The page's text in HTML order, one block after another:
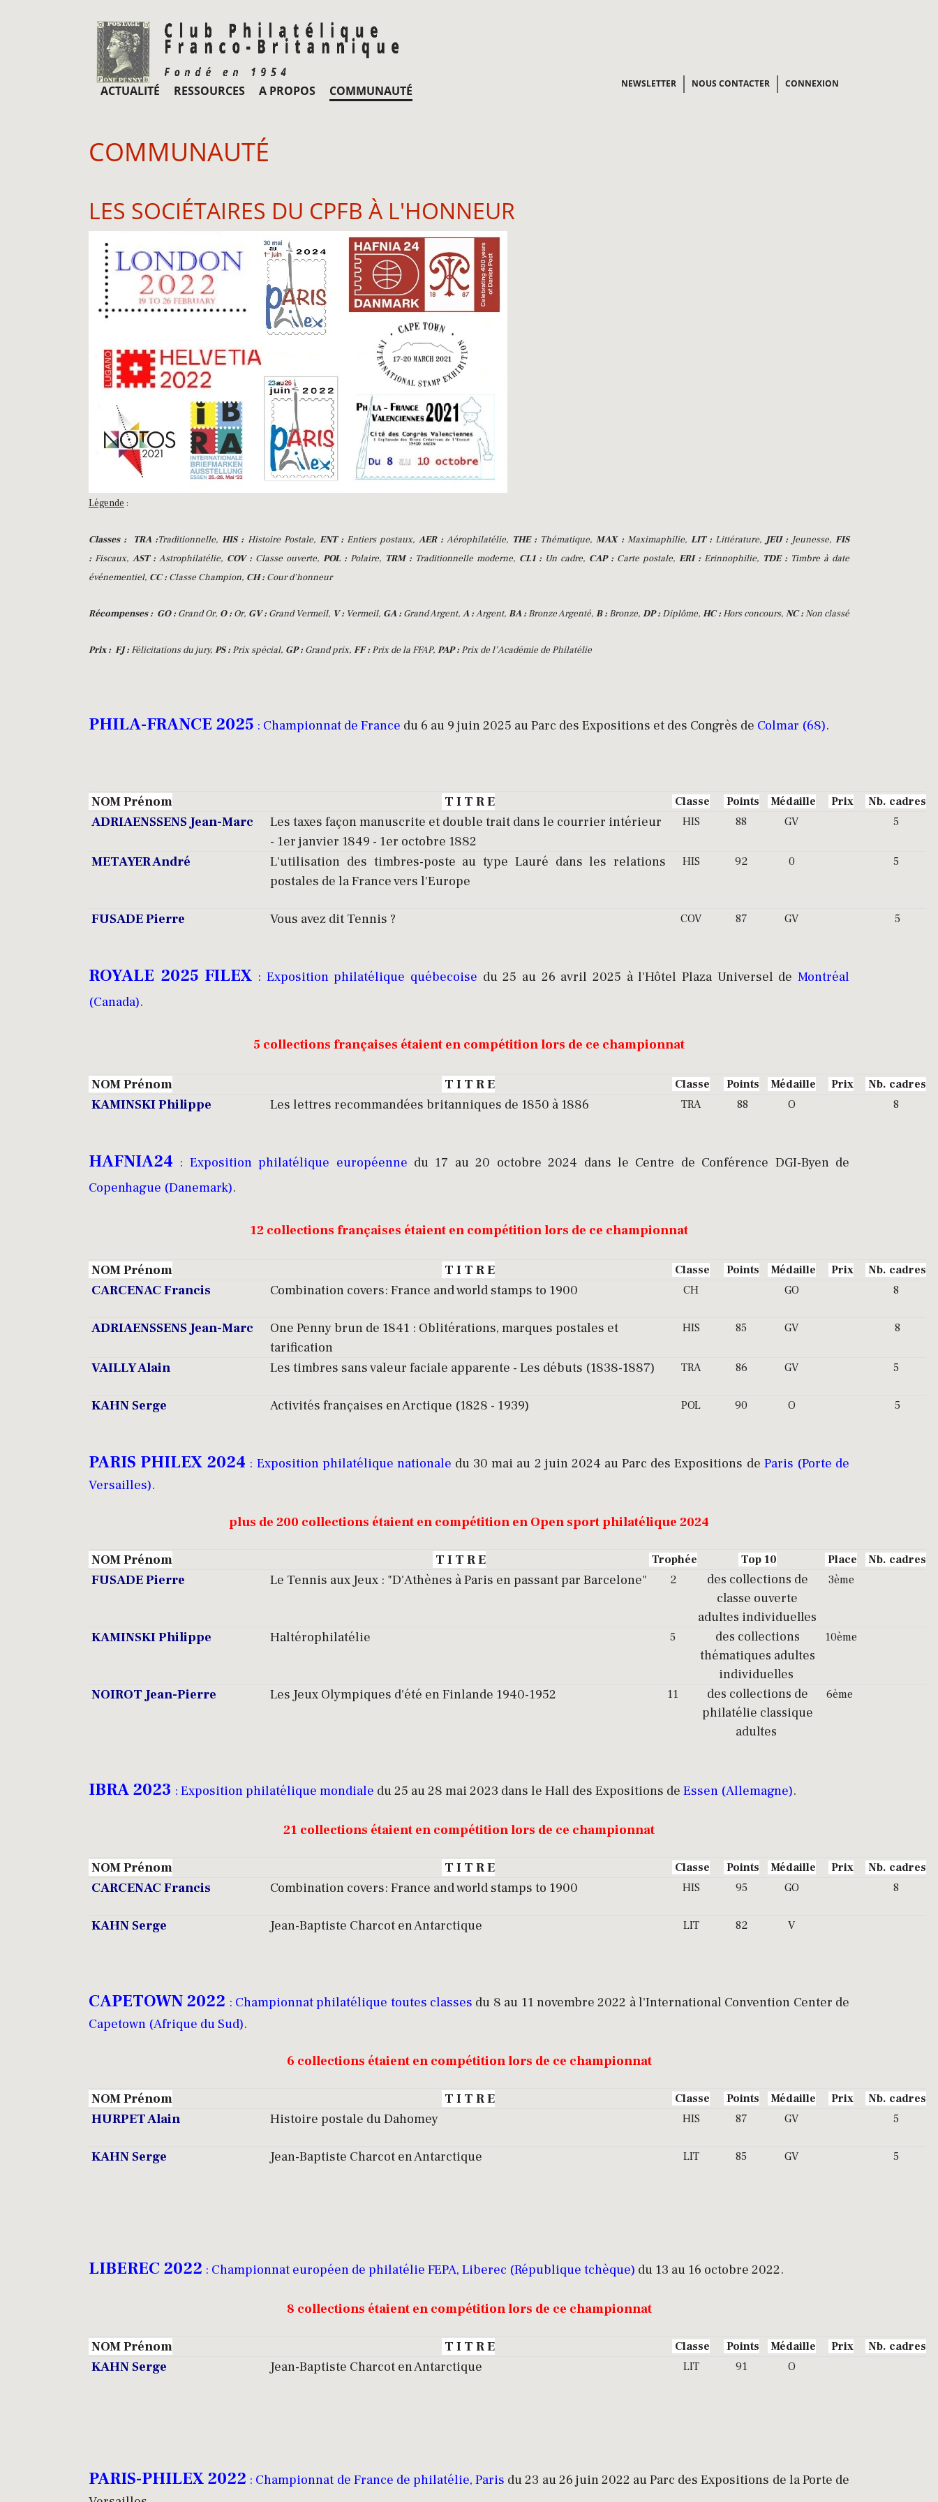
ACTUALITÉ RESSOURCES A PROPOS COMMUNAUTÉ NEWSLETTER NOUS CONTACTER CONNEXION
COMMUNAUTÉ
LES SOCIÉTAIRES DU CPFB À L'HONNEUR
Légende :
Classes : TRA :Traditionnelle,HIS : Histoire Postale, ENT :Entiers postaux, AER : Aérophilatélie, THE : Thématique,MAX :Maximaphilie, LIT :Littérature, JEU : Jeunesse,FIS
: Fiscaux, AST :Astrophilatélie, COV :Classe ouverte, POL :Polaire, TRM :Traditionnelle moderne, CL1 : Un cadre, CAP : Carte postale,ERI : Erinnophilie, TDE : Timbre à date
événementiel, CC : Classe Champion, CH : Cour d’honneur
Récompenses : GO : Grand Or, O : Or, GV : Grand Vermeil, V : Vermeil, GA : Grand Argent, A :Argent, BA : Bronze Argenté, B : Bronze, DP : Diplôme, HC : Hors concours, NC :Non classé
Prix : FJ : Félicitations du jury, PS : Prix spécial, GP : Grand prix, FF : Prix de la FFAP, PAP : Prix de l’Académie de Philatélie
PHILA-FRANCE 2025 : Championnat de France du 6 au 9 juin 2025 au Parc des Expositions et des Congrès de Colmar (68).
NOM Prénom T I T R E Classe Points Médaille Prix Nb. cadres
ADRIAENSSENS Jean-Marc
Les taxes façon manuscrite et double trait dans le courrier intérieur
- 1er janvier 1849 - 1er octobre 1882
HIS 88 GV 5
METAYER André
L'utilisation des timbres-poste au type Lauré dans les relations
postales de la France vers l'Europe
HIS 92 0 5
FUSADE Pierre Vous avez dit Tennis ? COV 87 GV 5
ROYALE 2025 FILEX : Exposition philatélique québecoise du 25 au 26 avril 2025 à l'Hôtel Plaza Universel deMontréal
(Canada).
5 collections françaises étaient en compétition lors de ce championnat
NOM Prénom T I T R E Classe Points Médaille Prix Nb. cadres
KAMINSKI Philippe Les lettres recommandées britanniques de 1850 à 1886 TRA 88 O 8
HAFNIA24 : Exposition philatélique européenne du 17 au 20 octobre 2024 dans le Centre de Conférence DGI-Byen de
Copenhague (Danemark).
12 collections françaises étaient en compétition lors de ce championnat
NOM Prénom T I T R E Classe Points Médaille Prix Nb. cadres
CARCENAC Francis Combination covers: France and world stamps to 1900 CH GO 8
ADRIAENSSENS Jean-Marc
One Penny brun de 1841 : Oblitérations, marques postales et
tarification
HIS 85 GV 8
VAILLY Alain Les timbres sans valeur faciale apparente - Les débuts (1838-1887) TRA 86 GV 5
KAHN Serge Activités françaises en Arctique (1828 - 1939) POL 90 O 5
PARIS PHILEX 2024 : Exposition philatélique nationale du 30 mai au 2 juin 2024 au Parc des Expositions de Paris (Porte de
Versailles).
plus de 200 collections étaient en compétition en Open sport philatélique 2024
NOM Prénom T I T R E Trophée Top 10 Place Nb. cadres
FUSADE Pierre Le Tennis aux Jeux : "D'Athènes à Paris en passant par Barcelone" 2
des collections de
classe ouverte
adultes individuelles
3ème
KAMINSKI Philippe Haltérophilatélie 5
des collections
thématiques adultes
individuelles
10ème
NOIROT Jean-Pierre Les Jeux Olympiques d'été en Finlande 1940-1952 11
des collections de
philatélie classique
adultes
6ème
IBRA 2023 : Exposition philatélique mondiale du 25 au 28 mai 2023 dans le Hall des Expositions de Essen (Allemagne).
21 collections étaient en compétition lors de ce championnat
NOM Prénom T I T R E Classe Points Médaille Prix Nb. cadres
CARCENAC Francis Combination covers: France and world stamps to 1900 HIS 95 GO 8
KAHN Serge Jean-Baptiste Charcot en Antarctique LIT 82 V
CAPETOWN 2022 : Championnat philatélique toutes classes du 8 au 11 novembre 2022 à l'International Convention Center de
Capetown (Afrique du Sud).
6 collections étaient en compétition lors de ce championnat
NOM Prénom T I T R E Classe Points Médaille Prix Nb. cadres
HURPET Alain Histoire postale du Dahomey HIS 87 GV 5
KAHN Serge Jean-Baptiste Charcot en Antarctique LIT 85 GV 5
LIBEREC 2022 : Championnat européen de philatélie FEPA, Liberec (République tchèque) du 13 au 16 octobre 2022.
8 collections étaient en compétition lors de ce championnat
NOM Prénom T I T R E Classe Points Médaille Prix Nb. cadres
KAHN Serge Jean-Baptiste Charcot en Antarctique LIT 91 O
PARIS-PHILEX 2022 : Championnat de France de philatélie, Paris du 23 au 26 juin 2022 au Parc des Expositions de la Porte de